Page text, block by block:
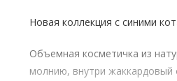
Новая коллекция с синими
Объемная косметичка из
молнию, внутри жаккардовый